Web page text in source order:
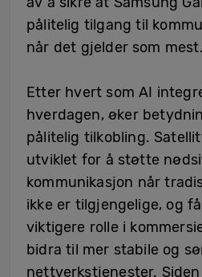
pålitelig tilgang til
når det gjelder som mest.
Etter hvert som AI
hverdagen, øker
pålitelig tilkobling.
utviklet for å støtte
kommunikasjon når
ikke er tilgjengelige, og
viktigere rolle i
bidra til mer stabile og
nettverkstjenester.